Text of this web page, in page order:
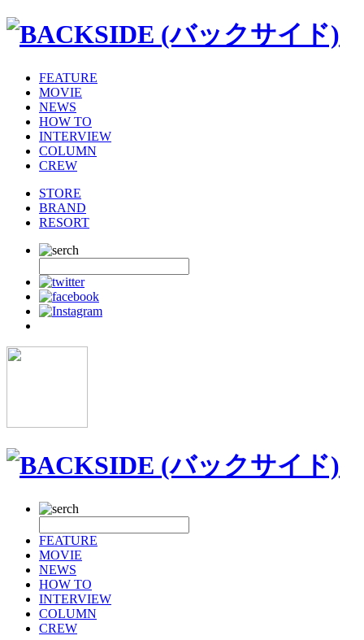
FEATURE
MOVIE
NEWS
HOW TO
INTERVIEW
COLUMN
CREW
STORE
BRAND
RESORT
FEATURE
MOVIE
NEWS
HOW TO
INTERVIEW
COLUMN
CREW